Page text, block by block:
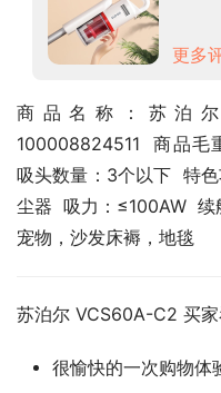
更多
商品名称：苏泊尔
100008824511  商品
吸头数量：3个以下  特
尘器  吸力：≤100AW  续
宠物，沙发床褥，地毯
苏泊尔 VCS60A-C2 买家
很愉快的一次购物体